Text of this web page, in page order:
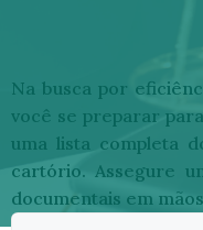
Na busca por
você se preparar
uma lista completa
cartório. Assegure
documentais em